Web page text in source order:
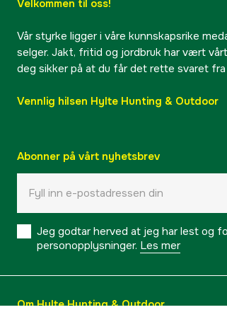
Velkommen til oss!
Vår styrke ligger i våre kunnskapsrike
selger. Jakt, fritid og jordbruk har vært
deg sikker på at du får det rette svaret
Vennlig hilsen Hylte Hunting & Outdoor
Abonner på vårt nyhetsbrev
Jeg godtar herved at jeg har lest og
personopplysninger. Les mer
Om Hylte Hunting & Outdoor